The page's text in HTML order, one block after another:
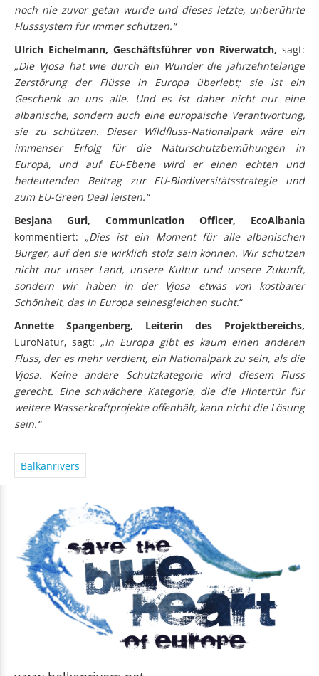
noch nie zuvor getan wurde und dieses letzte, unberührte
Flusssystem für immer schützen.“
Ulrich Eichelmann, Geschäftsführer von Riverwatch, sagt:
„Die Vjosa hat wie durch ein Wunder die jahrzehntelange
Zerstörung der Flüsse in Europa überlebt; sie ist ein
Geschenk an uns alle. Und es ist daher nicht nur eine
albanische, sondern auch eine europäische Verantwortung,
sie zu schützen. Dieser Wildfluss-Nationalpark wäre ein
immenser Erfolg für die Naturschutzbemühungen in
Europa, und auf EU-Ebene wird er einen echten und
bedeutenden Beitrag zur EU-Biodiversitätsstrategie und
zum EU-Green Deal leisten.“
Besjana Guri, Communication Officer, EcoAlbania
kommentiert:„Dies ist ein Moment für alle albanischen
Bürger, auf den sie wirklich stolz sein können. Wir schützen
nicht nur unser Land, unsere Kultur und unsere Zukunft,
sondern wir haben in der Vjosa etwas von kostbarer
Schönheit, das in Europa seinesgleichen sucht.“
Annette Spangenberg, Leiterin des Projektbereichs,
EuroNatur, sagt: „In Europa gibt es kaum einen anderen
Fluss, der es mehr verdient, ein Nationalpark zu sein, als die
Vjosa. Keine andere Schutzkategorie wird diesem Fluss
gerecht. Eine schwächere Kategorie, die die Hintertür für
weitere Wasserkraftprojekte offenhält, kann nicht die Lösung
sein.“
Balkanrivers